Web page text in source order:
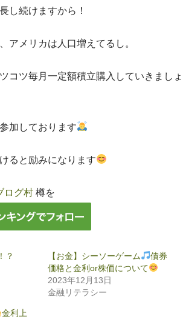
し続けますから！
アメリカは人口増えてるし。
コツ毎月一定額積立購入していきましょ
加しております
ると励みになります
ログ村 樽を
？
【お金】シーソーゲーム
債券
価格と金利or株価について
2023年12月13日
金融リテラシー
金利上